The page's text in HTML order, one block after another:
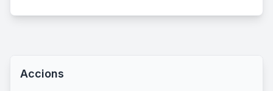
Accions